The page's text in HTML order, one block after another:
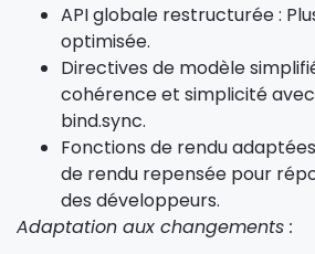
API globale restructurée :
optimisée.
Directives de modèle
cohérence et simplicité
bind.sync.
Fonctions de rendu
de rendu repensée pour
des développeurs.
Adaptation aux changements :